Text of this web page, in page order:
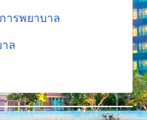
ารพยาบาล
ล